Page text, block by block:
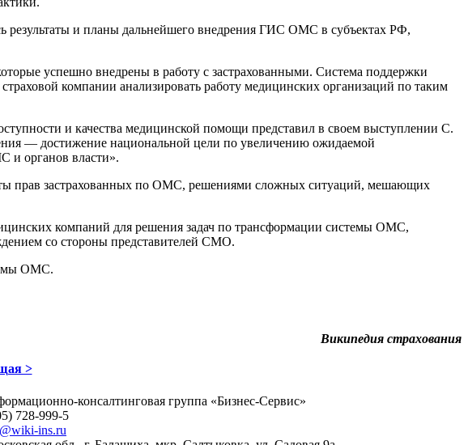
и планы дальнейшего внедрения ГИС ОМС в субъектах РФ,
успешно внедрены в работу с застрахованными. Система поддержки
компании анализировать работу медицинских организаций по таким
и качества медицинской помощи представил в своем выступлении С.
— достижение национальной цели по увеличению ожидаемой
и органов власти».
прав застрахованных по ОМС, решениями сложных ситуаций, мешающих
компаний для решения задач по трансформации системы ОМС,
со стороны представителей СМО.
ОМС.
Википедия страхования
>
консалтинговая группа «Бизнес-Сервис»
728-999-5
ins.ru